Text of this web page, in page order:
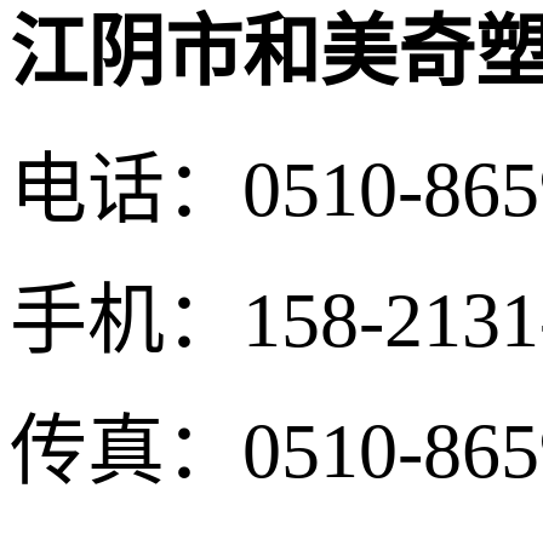
江阴市和美奇
电话：0510-
手机：158-
传真：0510-